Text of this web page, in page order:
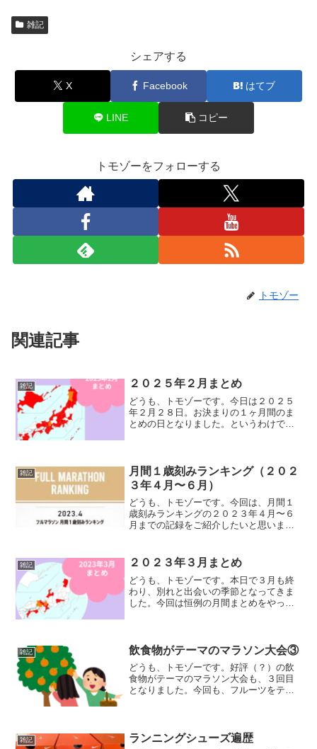
雑記
シェアする
X Facebook はてブ
LINE コピー
トモゾーをフォローする
トモゾー
関連記事
雑記 ２０２５年２月まとめ
どうも、トモゾーです。今日は２０２５
年２月２８日。お決まりの１ヶ月間のま
とめの日となりました。というわけで、
１日月間走行距離：４１２...
雑記
月間１歳刻みランキング（２０２
３年４月〜６月）
どうも、トモゾーです。今回は、月間１
歳刻みランキングの２０２３年４月〜６
月までの記録をご紹介したいと思いま
ンキングは１ヶ月間で開催されたフルマ
ラソンの大会を集計し、全国...
雑記 ２０２３年３月まとめ
どうも、トモゾーです。本日で３月も終
わり、別れと出会いの季節となってきま
した。今回は恒例の月間まとめをやって
ロ月間走行時間：３７時...
雑記 飲食物がテーマのマラソン大会③
どうも、トモゾーです。好評（？）の飲
食物がテーマのマラソン大会も、３回目
となりました。今回も、フルーツをテー
島県江田島市で開催さ...
雑記 ランニングシューズ遍歴